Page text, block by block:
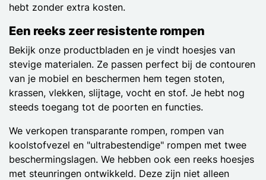
hebt zonder extra kosten.
Een reeks zeer resistente rompen
Bekijk onze productbladen en je vindt hoesjes van
stevige materialen. Ze passen perfect bij de contouren
van je mobiel en beschermen hem tegen stoten,
krassen, vlekken, slijtage, vocht en stof. Je hebt nog
steeds toegang tot de poorten en functies.
We verkopen transparante rompen, rompen van
koolstofvezel en "ultrabestendige" rompen met twee
beschermingslagen. We hebben ook een reeks hoesjes
met steunringen ontwikkeld. Deze zijn niet alleen